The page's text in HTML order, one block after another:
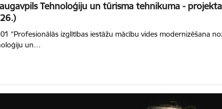
Tehnoloģiju un tūrisma tehnikuma -
“Profesionālās izglītības iestāžu mācību vides modernizēšana
un…